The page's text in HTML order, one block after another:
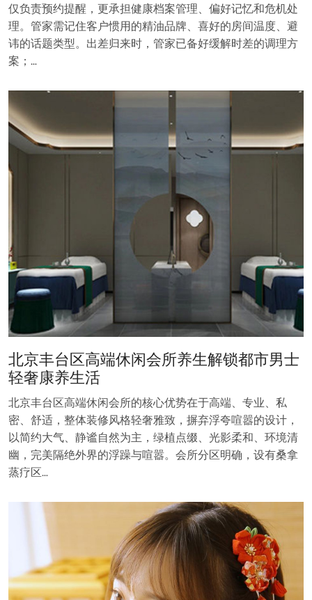
仅负责预约提醒，更承担健康档案管理、偏好记忆和危机处
理。管家需记住客户惯用的精油品牌、喜好的房间温度、避
讳的话题类型。出差归来时，管家已备好缓解时差的调理方
案；…
北京丰台区高端休闲会所养生解锁都市男士
轻奢康养生活
北京丰台区高端休闲会所的核心优势在于高端、专业、私
密、舒适，整体装修风格轻奢雅致，摒弃浮夸喧嚣的设计，
以简约大气、静谧自然为主，绿植点缀、光影柔和、环境清
幽，完美隔绝外界的浮躁与喧嚣。会所分区明确，设有桑拿
蒸疗区…